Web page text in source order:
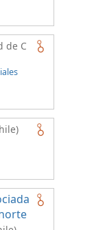
de C